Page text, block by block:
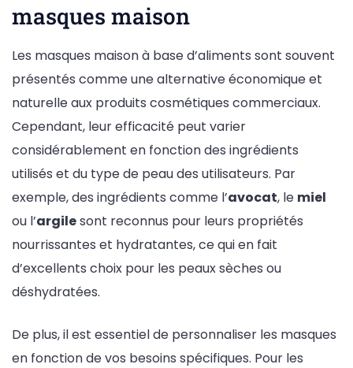
masques maison
Les masques maison à base d’aliments sont souvent
présentés comme une alternative économique et
naturelle aux produits cosmétiques commerciaux.
Cependant, leur efficacité peut varier
considérablement en fonction des ingrédients
utilisés et du type de peau des utilisateurs. Par
exemple, des ingrédients comme l’avocat, le miel
ou l’argilesont reconnus pour leurs propriétés
nourrissantes et hydratantes, ce qui en fait
d’excellents choix pour les peaux sèches ou
déshydratées.
De plus, il est essentiel de personnaliser les masques
en fonction de vos besoins spécifiques. Pour les